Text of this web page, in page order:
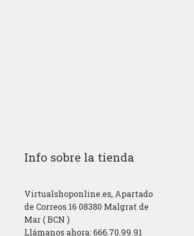
Info sobre la tienda
Virtualshoponline.es, Apartado
de Correos 16 08380 Malgrat de
Mar ( BCN )
Llámanos ahora: 666.70.99.91